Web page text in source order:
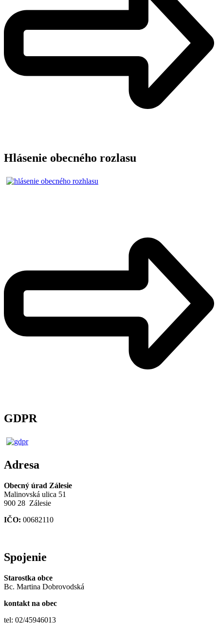
Hlásenie obecného rozlasu
GDPR
Adresa
Obecný úrad Zálesie
Malinovská ulica 51
900 28 Zálesie
IČO: 00682110
Spojenie
Starostka obce
Bc. Martina Dobrovodská
kontakt na obec
tel: 02/45946013